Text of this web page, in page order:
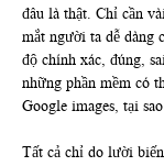
đâu là thật. Chỉ cần
mắt người ta dễ dàng
độ chính xác, đúng,
những phần mềm có
Google images, tại
Tất cả chỉ do lười